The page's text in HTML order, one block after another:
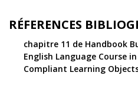
RÉFERENCES
chapitre 11 de Handbook
English Language Course
Compliant Learning